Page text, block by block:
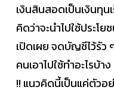
เงินสินสอดเป็นเงินทุ
คิดว่าจะนำไปใช้ประโ
เปิดเผย จดบัญชีไว้รัว
คนเอาไปใช้ทำอะไรบ้าง
!! แนวคิดนี้เป็นแค่ตัวอ